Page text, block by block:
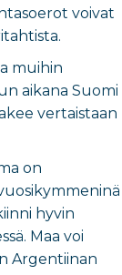
voivat
muihin
aikana Suomi
vertaistaan
on
hyvin
Maa voi
Argentiinan